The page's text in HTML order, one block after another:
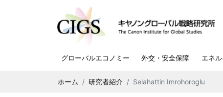
グローバルエコノミー 外交・安全保障 エネ
ホーム 研究者紹介 Selahattin Imrohoroglu